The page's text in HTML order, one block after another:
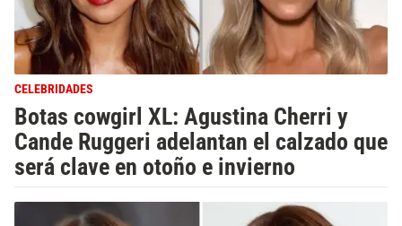
CELEBRIDADES
Botas cowgirl XL: Agustina Cherri y
Cande Ruggeri adelantan el calzado que
será clave en otoño e invierno